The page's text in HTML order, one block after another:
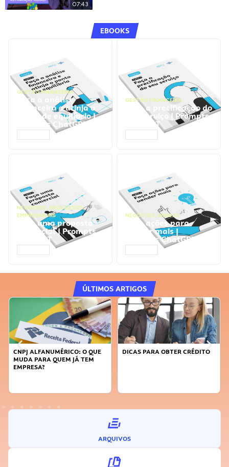
07:43
EBOOKS
GESTÃO FINANCEIRA
Faça a análise
financeira e atinja o
ponto de equilíbrio |
Prompts ChatGPT
GESTÃO FINANCEIRA
Faça a precificação do
seu serviço | Prompts
ChatGPT
NEGÓCIOS, PROCESSOS
EMPRESARIAIS
Faça uma proposta
comercial | Prompts
ChatGPT
NEGÓCIOS, VENDAS
Faça ações para
vender mais |
Prompts ChatGPT
ÚLTIMOS ARTIGOS
O QUE
QUEM JÁ TEM
DICAS PARA OBTER CRÉDITO
FAÇA A
ARQUIVOS